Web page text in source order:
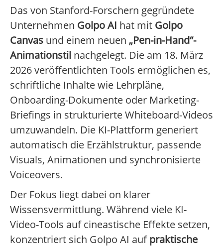
Das von Stanford-Forschern gegründete
Unternehmen Golpo AI hat mit Golpo
Canvas und einem neuen „Pen-in-Hand“-
Animationstil nachgelegt. Die am 18. März
2026 veröffentlichten Tools ermöglichen es,
schriftliche Inhalte wie Lehrpläne,
Onboarding-Dokumente oder Marketing-
Briefings in strukturierte Whiteboard-Videos
umzuwandeln. Die KI-Plattform generiert
automatisch die Erzählstruktur, passende
Visuals, Animationen und synchronisierte
Voiceovers.
Der Fokus liegt dabei on klarer
Wissensvermittlung. Während viele KI-
Video-Tools auf cineastische Effekte setzen,
konzentriert sich Golpo AI aufpraktische